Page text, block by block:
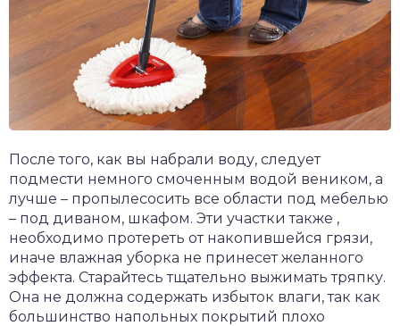
После того, как вы набрали воду, следует
подмести немного смоченным водой веником, а
лучше – пропылесосить все области под мебелью
– под диваном, шкафом. Эти участки также ,
необходимо протереть от накопившейся грязи,
иначе влажная уборка не принесет желанного
эффекта. Старайтесь тщательно выжимать тряпку.
Она не должна содержать избыток влаги, так как
большинство напольных покрытий плохо